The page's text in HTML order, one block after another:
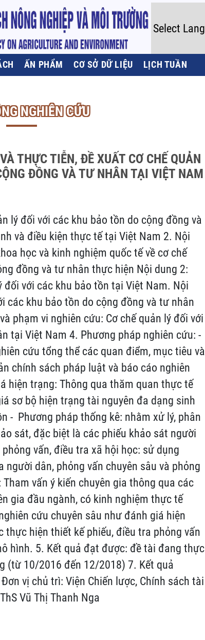
ẤN PHẨM CƠ SỞ DỮ LIỆU LỊCH TUẦN
NGHIÊN CỨU
THỰC TIỄN, ĐỀ XUẤT CƠ CHẾ QUẢN
ĐỒNG VÀ TƯ NHÂN TẠI VIỆT NAM
lý đối với các khu bảo tồn do cộng đồng và
và điều kiện thực tế tại Việt Nam 2. Nội
học và kinh nghiệm quốc tế về cơ chế
đồng và tư nhân thực hiện Nội dung 2:
với các khu bảo tồn tại Việt Nam. Nội
các khu bảo tồn do cộng đồng và tư nhân
phạm vi nghiên cứu: Cơ chế quản lý đối với
tại Việt Nam 4. Phương pháp nghiên cứu: -
cứu tổng thể các quan điểm, mục tiêu và
chính sách pháp luật và báo cáo nghiên
hiện trạng: Thông qua thăm quan thực tế
sơ bộ hiện trạng tài nguyên đa dạng sinh
- Phương pháp thống kê: nhằm xử lý, phân
sát, đặc biệt là các phiếu khảo sát người
vấn, điều tra xã hội học: sử dụng
dân, phỏng vấn chuyên sâu và phỏng
vấn ý kiến chuyên gia thông qua các
gia đầu ngành, có kinh nghiệm thực tế
cứu chuyên sâu như đánh giá hiện
thực hiện thiết kế phiếu, điều tra phỏng vấn
hình. 5. Kết quả đạt được: đề tài đang thực
(từ 10/2016 đến 12/2018) 7. Kết quả
vị chủ trì: Viện Chiến lược, Chính sách tài
Vũ Thị Thanh Nga